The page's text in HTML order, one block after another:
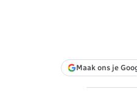
Maak ons je